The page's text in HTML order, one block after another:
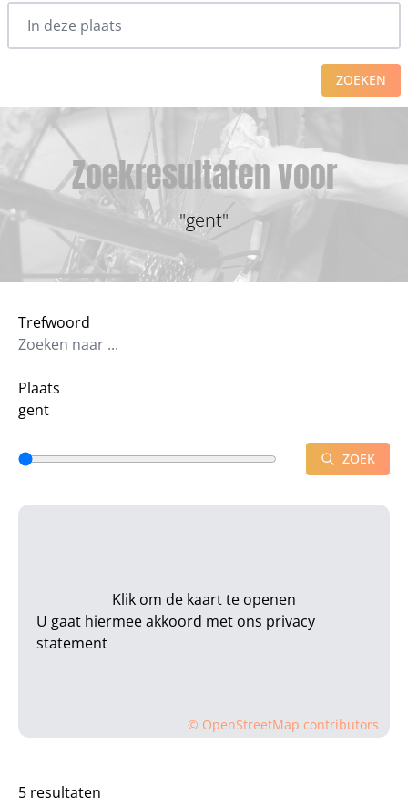
ZOEKEN
Zoekresultaten voor
"gent"
Trefwoord
Plaats
ZOEK
5 resultaten
Klik om de kaart te openen
U gaat hiermee akkoord met ons privacy
statement
© OpenStreetMap contributors